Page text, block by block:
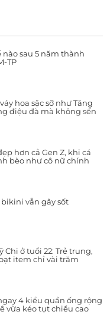
sau 5 năm thành
TP
hoa sặc sỡ như Tăng
điệu đà mà không sến
hơn cả Gen Z, khi cá
bèo như cô nữ chính
vẫn gây sốt
Chi ở tuổi 22: Trẻ trung,
item chỉ vài trăm
4 kiểu quần ống rộng
vừa kéo tụt chiều cao